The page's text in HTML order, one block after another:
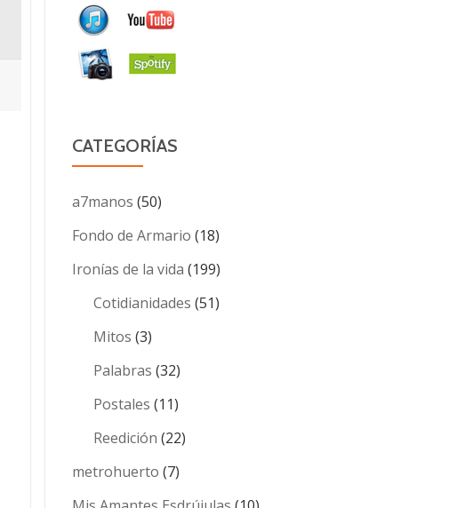
CATEGORÍAS
a7manos (50)
Fondo de Armario (18)
Ironías de la vida (199)
Cotidianidades (51)
Mitos (3)
Palabras (32)
Postales (11)
Reedición (22)
metrohuerto (7)